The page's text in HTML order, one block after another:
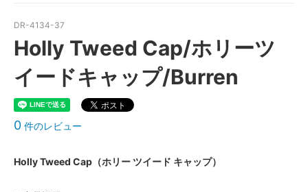
DR-4134-37
Holly Tweed Cap/ホリーツ
イードキャップ/Burren
0 件のレビュー
Holly Tweed Cap（ホリー ツイード キャップ）